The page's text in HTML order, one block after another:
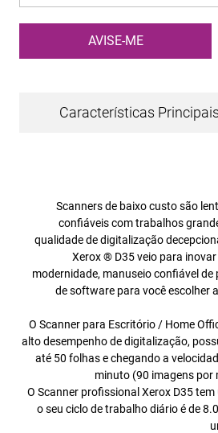
Características Principais
Scanners de baixo custo são
confiáveis com trabalhos
qualidade de digitalização
Xerox ® D35 veio para
modernidade, manuseio confiável
de software para você escolher
O Scanner para Escritório / Home
alto desempenho de digitalização,
até 50 folhas e chegando a
minuto (90 imagens por
O Scanner profissional Xerox D35
o seu ciclo de trabalho diário é de